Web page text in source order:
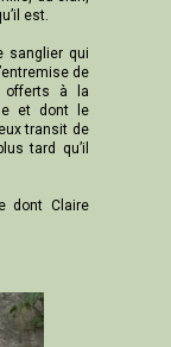
est.
sanglier qui
de
offerts à la
et dont le
transit de
tard qu’il
dont Claire